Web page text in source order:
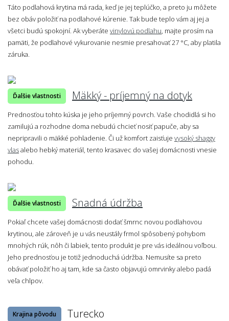
Táto podlahová krytina má rada, keď je jej teplúčko, a preto ju môžete
bez obáv položiť na podlahové kúrenie. Tak bude teplo vám aj jej a
všetci budú spokojní. Ak vyberáte vinylovú podlahu , majte prosím na
pamäti, že podlahové vykurovanie nesmie presahovať 27 °C, aby platila
záruka.
Ďalšie vlastnosti Mäkký - príjemný na dotyk
Prednosťou tohto kúska je jeho príjemný povrch. Vaše chodidlá si ho
zamilujú a rozhodne doma nebudú chcieť nosiť papuče, aby sa
nepripravili o mäkké pohladenie. Či už komfort zaisťuje vysoký shaggy
vlasalebo hebký materiál, tento krasavec do vašej domácnosti vnesie
pohodu.
Ďalšie vlastnosti Snadná údržba
Pokiaľ chcete vašej domácnosti dodať šmrnc novou podlahovou
krytinou, ale zároveň je u vás neustály frmol spôsobený pohybom
mnohých rúk, nôh či labiek, tento produkt je pre vás ideálnou voľbou.
Jeho prednosťou je totiž jednoduchá údržba. Nemusíte sa preto
obávať položiť ho aj tam, kde sa často objavujú omrvinky alebo padá
veľa chlpov.
Krajina pôvodu Turecko